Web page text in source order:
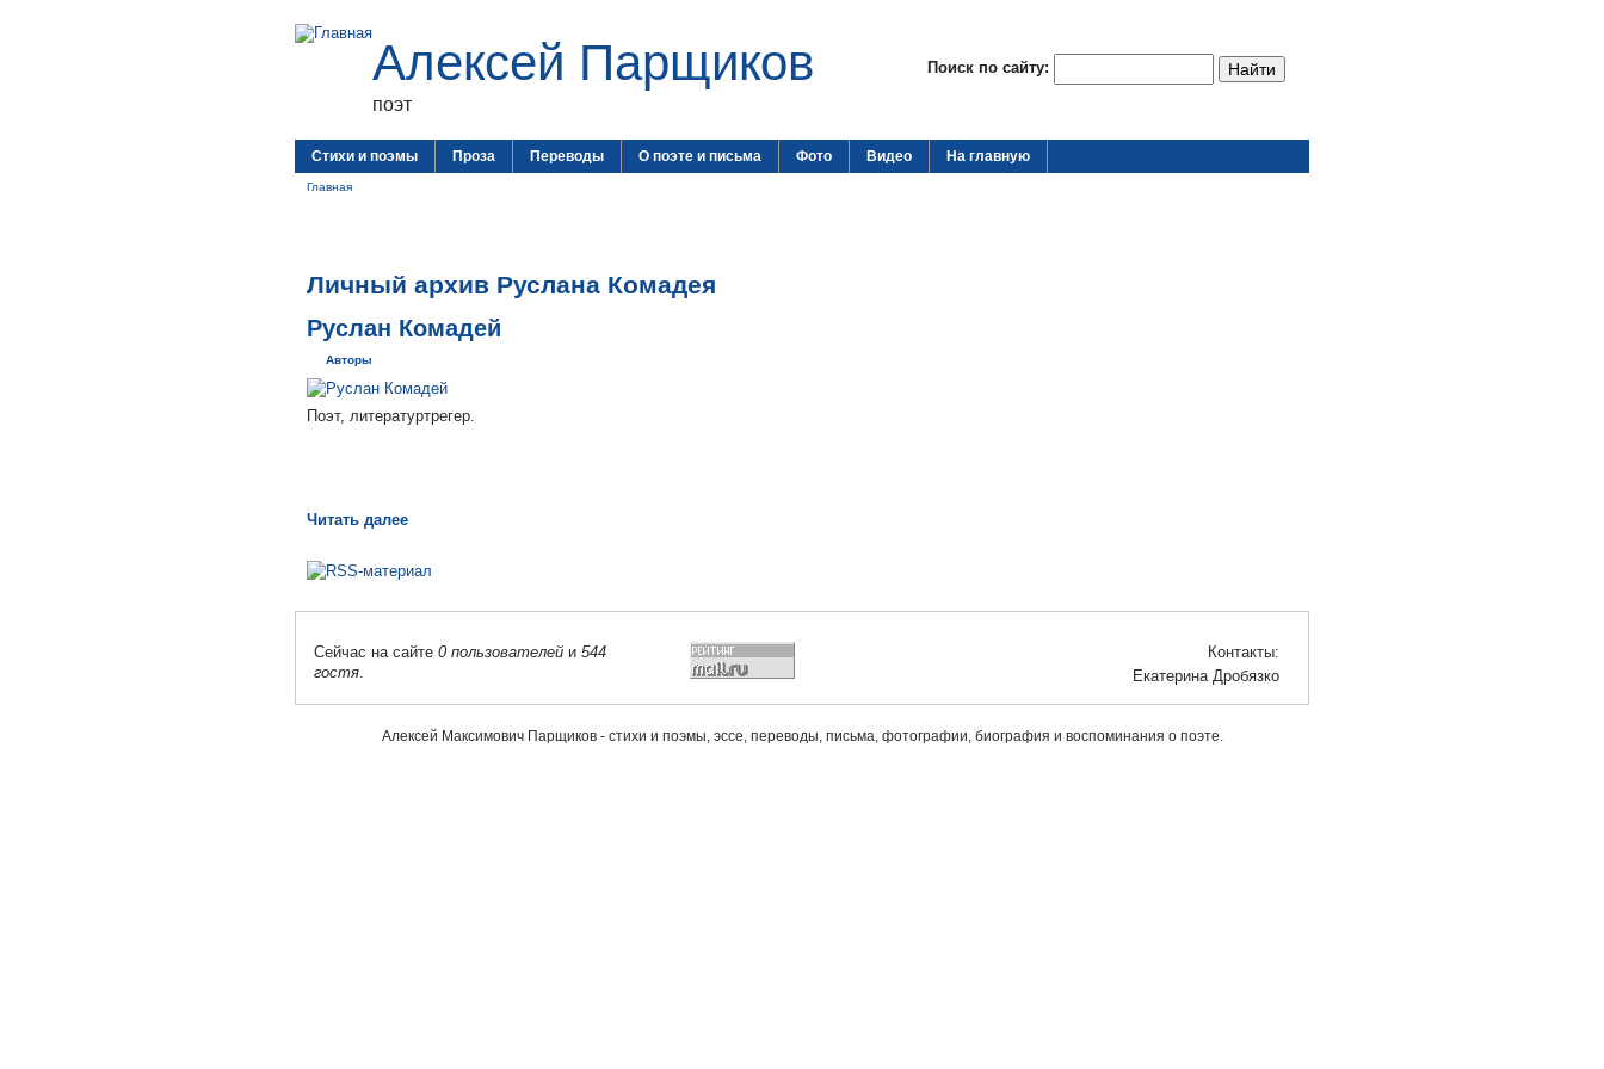
Поиск по сайту:
Алексей Парщиков
поэт
Стихи и поэмы Проза Переводы О поэте и письма Фото Видео На главную
Главная
Личный архив Руслана Комадея
Руслан Комадей
Авторы
Поэт, литературтрегер.
Читать далее
Сейчас на сайте 0 пользователей и 544
гостя
Контакты:
Екатерина Дробязко
Алексей Максимович Парщиков - стихи и поэмы, эссе, переводы, письма, фотографии, биография и воспоминания о поэте.